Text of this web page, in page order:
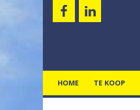
HOME TE KOOP